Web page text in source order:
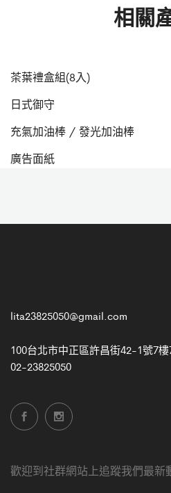
相關
茶葉禮盒組(8入)
日式御守
充氣加油棒 / 發光加油棒
廣告面紙
lita23825050@gmail.com
100台北市中正區許昌街42-1號7樓
02-23825050
歡迎到社群網站上追蹤我們最新